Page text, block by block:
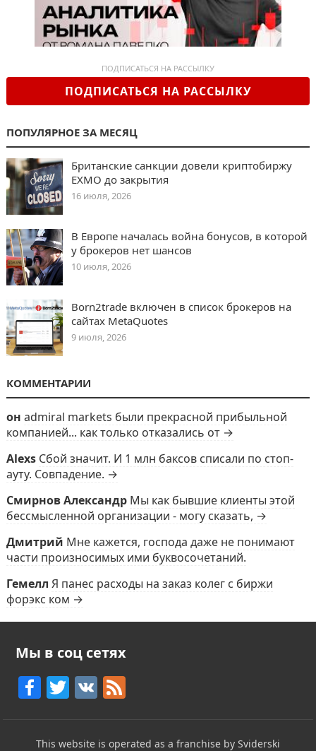
ПОДПИСАТЬСЯ НА РАССЫЛКУ
ПОДПИСАТЬСЯ НА РАССЫЛКУ
ПОПУЛЯРНОЕ ЗА МЕСЯЦ
Британские санкции довели криптобиржу
EXMO до закрытия
16 июля, 2026
В Европе началась война бонусов, в которой
у брокеров нет шансов
10 июля, 2026
Born2trade включен в список брокеров на
сайтах MetaQuotes
9 июля, 2026
КОММЕНТАРИИ
он admiral markets были прекрасной прибыльной
компанией... как только отказались от →
Alexs Сбой значит. И 1 млн баксов списали по стоп-
ауту. Совпадение. →
Смирнов Александр Мы как бывшие клиенты этой
бессмысленной организации - могу сказать, →
Дмитрий Мне кажется, господа даже не понимают
части произносимых ими буквосочетаний.
Гемелл Я панес расходы на заказ колег с биржи
форэкс ком →
Мы в соц сетях
F
c
T
itt
V F
e
This website is operated as a franchise by Sviderski